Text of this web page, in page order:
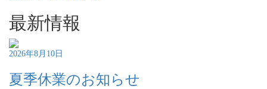
最新情報
2026年8月10日
夏季休業のお知らせ